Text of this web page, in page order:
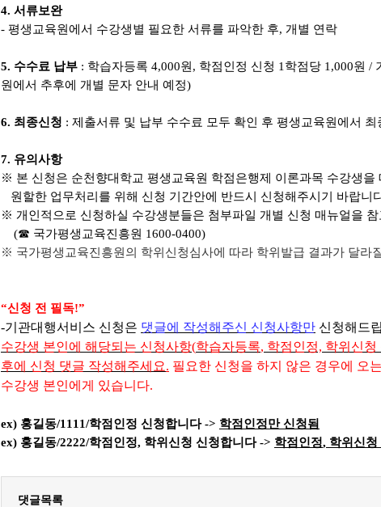
4. 서류보완
- 평생교육원에서 수강생별 필요한 서류를 파악한 후, 개별 연락
5. 수수료 납부 : 학습자등록 4,000원 , 학점인정 신청 1 학점당 1,000원 /
원에서 추후에 개별 문자 안내 예정)
6. 최종신청 : 제출서류 및 납부 수수료 모두 확인 후 평생교육원에서
7. 유의사항
※ 본 신청은 순천향대학교 평생교육원 학점은행제 이론과목 수강생
원할한 업무처리를 위해 신청 기간안에 반드시 신청해주시기 바랍니
※ 개인적으로 신청하실 수강생분들은 첨부파일 개별 신청 매뉴얼을
(☎ 국가평생교육진흥원 1600-0400)
※ 국가평생교육진흥원의 학위신청심사에 따라 학위발급 결과가 달라
“신청 전 필독!”
-기관대행서비스 신청은 댓글에 작성해주신 신청사항만 신청해드
수강생 본인에 해당되는 신청사항(학습자등록, 학점인정, 학위신청
후에 신청 댓글 작성해주세요. 필요한 신청을 하지 않은 경우에
오
수강생 본인에 게 있습니다.
ex) 홍길동/1111/학점인정 신청합니다-> 학점인정만 신청됨
ex) 홍길동/2222/학점인정, 학위신청 신청합니다-> 학점인정, 학위신청
댓글목록